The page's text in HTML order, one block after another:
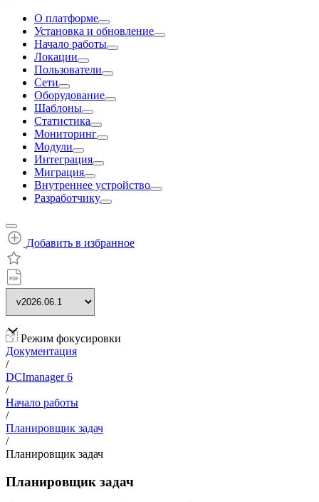
О платформе
Установка и обновление
Начало работы
Локации
Пользователи
Сети
Оборудование
Шаблоны
Статистика
Мониторинг
Модули
Интеграция
Миграция
Внутреннее устройство
Разработчику
Добавить в избранное
Режим фокусировки
Документация
/
DCImanager 6
/
Начало работы
/
Планировщик задач
/
Планировщик задач
Планировщик задач